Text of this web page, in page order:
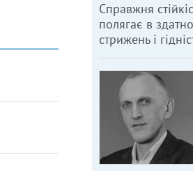
Справжня
полягає в
стрижень і